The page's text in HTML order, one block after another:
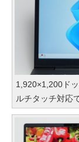
1,920×1,200ド
ルチタッチ対応